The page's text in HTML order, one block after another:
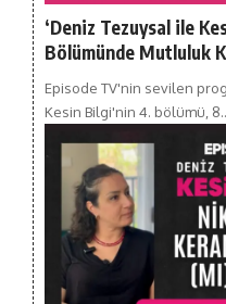
‘Deniz Tezuysal ile
Bölümünde Mutluluk
Episode TV'nin sevilen
Kesin Bilgi'nin 4. bölümü,